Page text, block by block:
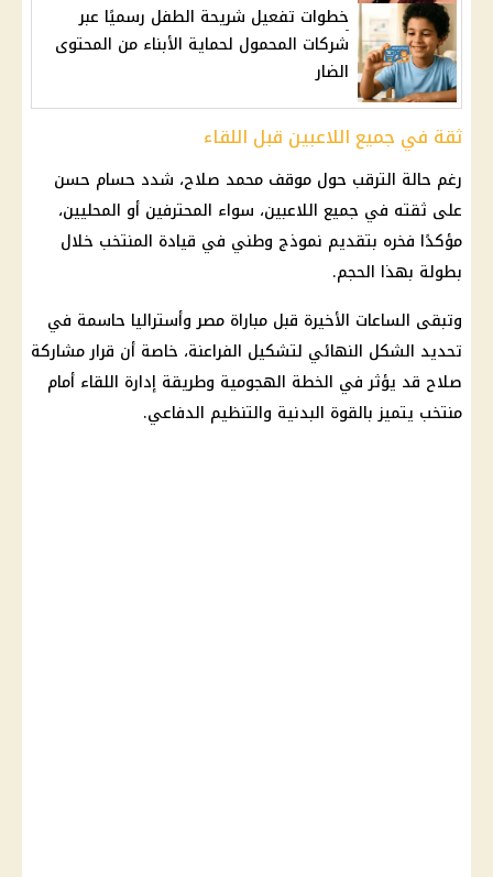
خطوات تفعيل شريحة الطفل رسميًا عبر
شركات المحمول لحماية الأبناء من المحتوى
الضار
ثقة في جميع اللاعبين قبل اللقاء
رغم حالة الترقب حول موقف محمد صلاح، شدد حسام حسن
على ثقته في جميع اللاعبين، سواء المحترفين أو المحليين،
مؤكدًا فخره بتقديم نموذج وطني في قيادة المنتخب خلال
بطولة بهذا الحجم.
وتبقى الساعات الأخيرة قبل مباراة مصر وأستراليا حاسمة في
تحديد الشكل النهائي لتشكيل الفراعنة، خاصة أن قرار مشاركة
صلاح قد يؤثر في الخطة الهجومية وطريقة إدارة اللقاء أمام
منتخب يتميز بالقوة البدنية والتنظيم الدفاعي.